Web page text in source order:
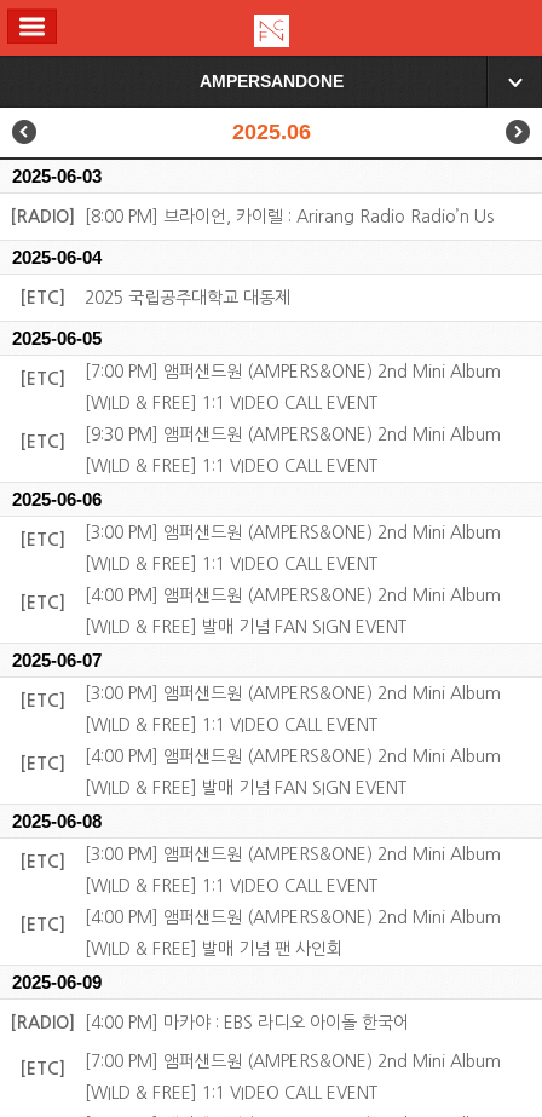
AMPERSANDONE ▼
2025.06
2025-06-03
[RADIO] [8:00 PM] 브라이언, 카이렐 : Arirang Radio Radio’n Us
2025-06-04
[ETC] 2025 국립공주대학교 대동제
2025-06-05
[ETC]
[7:00 PM] 앰퍼샌드원 (AMPERS&ONE) 2nd Mini Album
[WILD & FREE] 1:1 VIDEO CALL EVENT
[ETC]
[9:30 PM] 앰퍼샌드원 (AMPERS&ONE) 2nd Mini Album
[WILD & FREE] 1:1 VIDEO CALL EVENT
2025-06-06
[ETC]
[3:00 PM] 앰퍼샌드원 (AMPERS&ONE) 2nd Mini Album
[WILD & FREE] 1:1 VIDEO CALL EVENT
[ETC]
[4:00 PM] 앰퍼샌드원 (AMPERS&ONE) 2nd Mini Album
[WILD & FREE] 발매 기념 FAN SIGN EVENT
2025-06-07
[ETC]
[3:00 PM] 앰퍼샌드원 (AMPERS&ONE) 2nd Mini Album
[WILD & FREE] 1:1 VIDEO CALL EVENT
[ETC]
[4:00 PM] 앰퍼샌드원 (AMPERS&ONE) 2nd Mini Album
[WILD & FREE] 발매 기념 FAN SIGN EVENT
2025-06-08
[ETC]
[3:00 PM] 앰퍼샌드원 (AMPERS&ONE) 2nd Mini Album
[WILD & FREE] 1:1 VIDEO CALL EVENT
[ETC]
[4:00 PM] 앰퍼샌드원 (AMPERS&ONE) 2nd Mini Album
[WILD & FREE] 발매 기념 팬 사인회
2025-06-09
[RADIO] [4:00 PM] 마카야 : EBS 라디오 아이돌 한국어
[ETC]
[7:00 PM] 앰퍼샌드원 (AMPERS&ONE) 2nd Mini Album
[WILD & FREE] 1:1 VIDEO CALL EVENT